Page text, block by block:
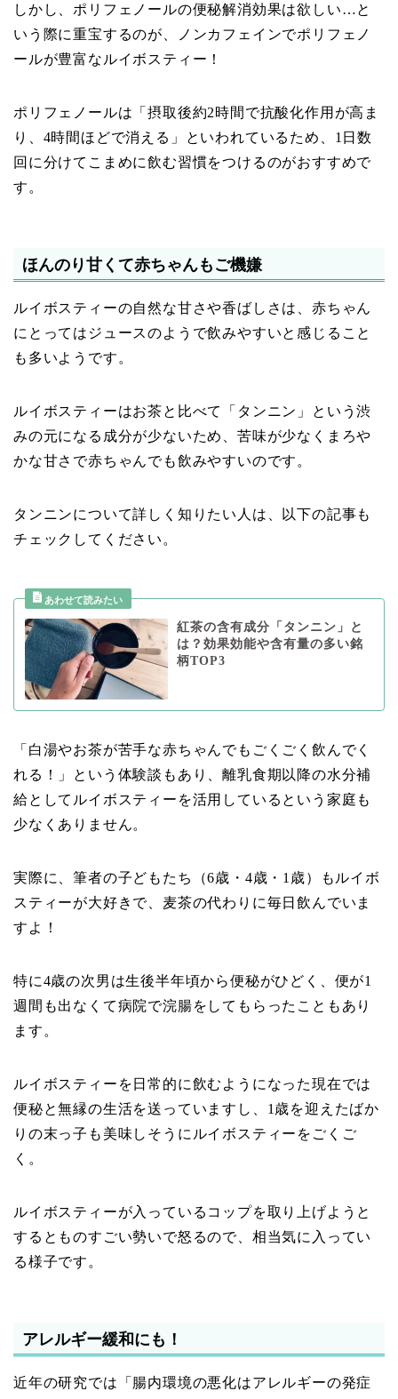
しかし、ポリフェノールの便秘解消効果は欲しい…と
いう際に重宝するのが、ノンカフェインでポリフェノ
ールが豊富なルイボスティー！
ポリフェノールは「摂取後約2時間で抗酸化作用が高ま
り、4時間ほどで消える」といわれているため、1日数
回に分けてこまめに飲む習慣をつけるのがおすすめで
す。
ほんのり甘くて赤ちゃんもご機嫌
ルイボスティーの自然な甘さや香ばしさは、赤ちゃん
にとってはジュースのようで飲みやすいと感じること
も多いようです。
ルイボスティーはお茶と比べて「タンニン」という渋
みの元になる成分が少ないため、苦味が少なくまろや
かな甘さで赤ちゃんでも飲みやすいのです。
タンニンについて詳しく知りたい人は、以下の記事も
チェックしてください。
紅茶の含有成分「タンニン」と
は？効果効能や含有量の多い銘
柄TOP3
「白湯やお茶が苦手な赤ちゃんでもごくごく飲んでく
れる！」という体験談もあり、離乳食期以降の水分補
給としてルイボスティーを活用しているという家庭も
少なくありません。
実際に、筆者の子どもたち（6歳・4歳・1歳）もルイボ
スティーが大好きで、麦茶の代わりに毎日飲んでいま
すよ！
特に4歳の次男は生後半年頃から便秘がひどく、便が1
週間も出なくて病院で浣腸をしてもらったこともあり
ます。
ルイボスティーを日常的に飲むようになった現在では
便秘と無縁の生活を送っていますし、1歳を迎えたばか
りの末っ子も美味しそうにルイボスティーをごくご
く。
ルイボスティーが入っているコップを取り上げようと
するとものすごい勢いで怒るので、相当気に入ってい
る様子です。
アレルギー緩和にも！
近年の研究では「腸内環境の悪化はアレルギーの発症